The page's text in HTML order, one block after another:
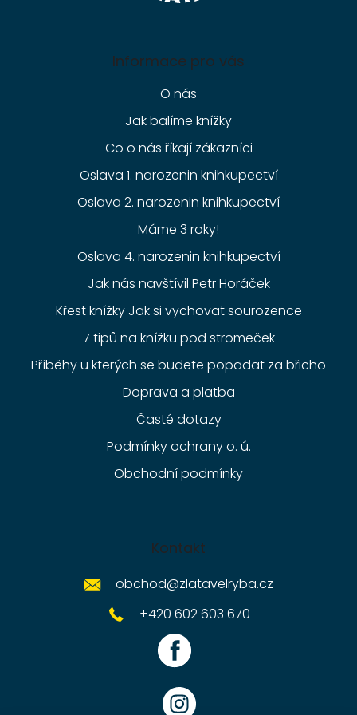
Informace pro vás
O nás
Jak balíme knížky
Co o nás říkají zákazníci
Oslava 1. narozenin knihkupectví
Oslava 2. narozenin knihkupectví
Máme 3 roky!
Oslava 4. narozenin knihkupectví
Jak nás navštívil Petr Horáček
Křest knížky Jak si vychovat sourozence
7 tipů na knížku pod stromeček
Příběhy u kterých se budete popadat za břicho
Doprava a platba
Časté dotazy
Podmínky ochrany o. ú.
Obchodní podmínky
Kontakt
obchod@zlatavelryba.cz
+420 602 603 670